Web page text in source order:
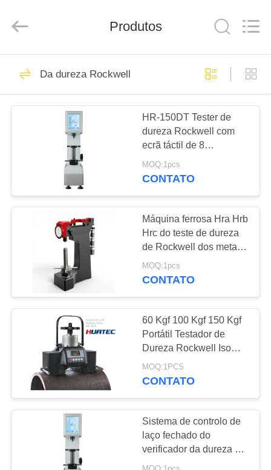
CASA
PRODUTOS
EXCURSÃO
FÁBRICA
CONTROLE
DA
QUALIDADE
CONTACTE-
NOS
PEÇA
UMAS
CITAÇÕES
CORPORATION.
Ultrasonic detector
de falhas
Ultra-sônica de
medição de
espessura
64
Revestimento de
medição de
espessura
108
60
Produtos
Da dureza Rockwell
HR-150DT Tester de
dureza Rockwell com
ecrã táctil de 8
polegadas, capacidade
150kgf
MOQ:1pcs
CONTATO
Máquina ferrosa Hra Hrb
Hrc do teste de dureza
de Rockwell dos metais
não-ferrosos dos metais
MOQ:1pcs
CONTATO
60 Kgf 100 Kgf 150 Kgf
Portátil Testador de
Dureza Rockwell Iso
6508 Astm E18
Magnético
MOQ:1PCS
CONTATO
Sistema de controlo de
laço fechado do
verificador da dureza de
Rockwell do tela táctil